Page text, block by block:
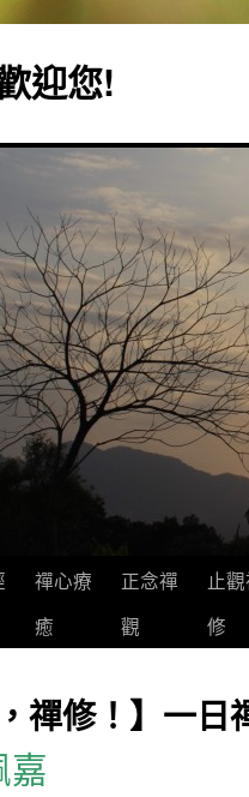
迎您!
禪心療
癒
正念禪
觀
止
修
禪修！】一日
嘉